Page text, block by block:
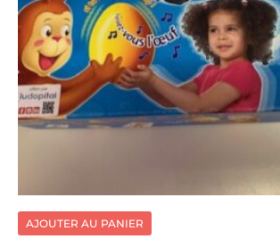
AJOUTER AU PANIER